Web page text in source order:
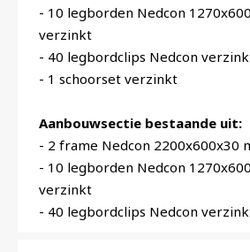
- 10 legborden Nedcon
verzinkt
- 40 legbordclips Nedcon
- 1 schoorset verzinkt
Aanbouwsectie bestaande uit:
- 2 frame Nedcon 2200x600x30
- 10 legborden Nedcon
verzinkt
- 40 legbordclips Nedcon